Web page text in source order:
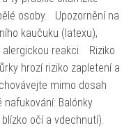
osoby. Upozornění na
kaučuku (latexu),
reakci. Riziko
hrozí riziko zapletení a
mimo dosah
Balónky
očí a vdechnutí).